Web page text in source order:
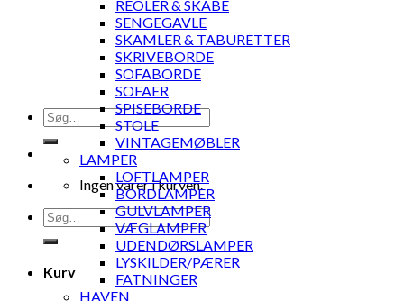
Søg
efter:
Ingen varer i kurven.
Søg
efter:
Kurv
REOLER & SKABE
SENGEGAVLE
SKAMLER & TABURETTER
SKRIVEBORDE
SOFABORDE
SOFAER
SPISEBORDE
STOLE
VINTAGEMØBLER
LAMPER
LOFTLAMPER
BORDLAMPER
GULVLAMPER
VÆGLAMPER
UDENDØRSLAMPER
LYSKILDER/PÆRER
FATNINGER
HAVEN